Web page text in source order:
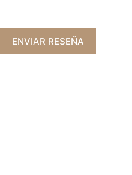
ENVIAR RESEÑA